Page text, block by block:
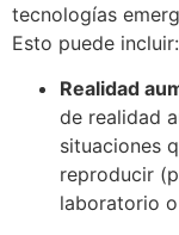
tecnologías
Esto puede incluir:
Realidad
de realidad
situaciones
reproducir
laboratorio